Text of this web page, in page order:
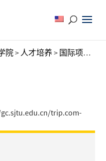
院> 人才培养> 国际项目
trip.com-